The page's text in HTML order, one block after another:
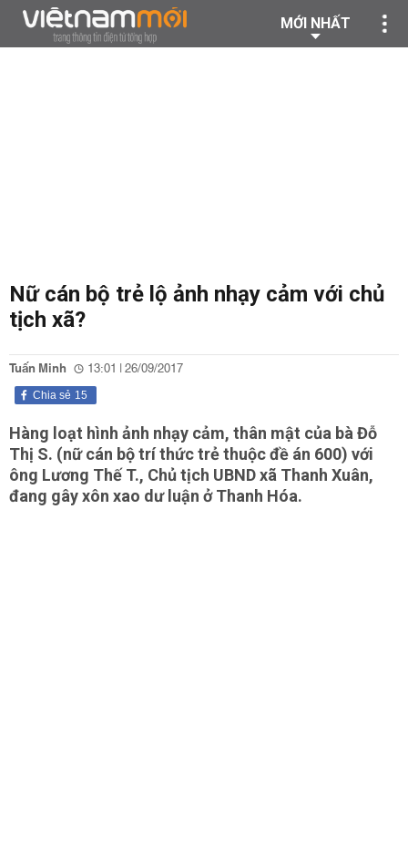
MỚI NHẤT
Nữ cán bộ trẻ lộ ảnh nhạy cảm với chủ
tịch xã?
Tuấn Minh 13:01 | 26/09/2017
15
Chia sẻ
Hàng loạt hình ảnh nhạy cảm, thân mật của bà Đỗ
Thị S. (nữ cán bộ trí thức trẻ thuộc đề án 600) với
ông Lương Thế T., Chủ tịch UBND xã Thanh Xuân,
đang gây xôn xao dư luận ở Thanh Hóa.